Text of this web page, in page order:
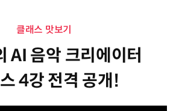
클래스 맛보기
AI 음악 크리에이터
4강 전격 공개!